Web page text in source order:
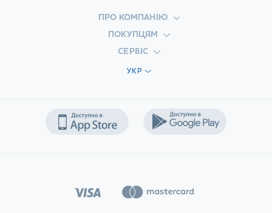
ПРО КОМПАНІЮ
ПОКУПЦЯМ
СЕРВІС
УКР